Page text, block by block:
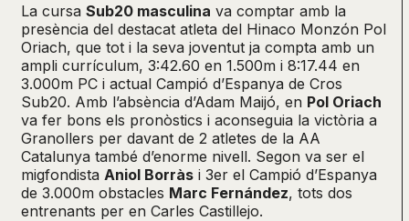
La cursa Sub20 masculina va comptar amb la
presència del destacat atleta del Hinaco Monzón Pol
Oriach, que tot i la seva joventut ja compta amb un
ampli currículum, 3:42.60 en 1.500m i 8:17.44 en
3.000m PC i actual Campió d’Espanya de Cros
Sub20. Amb l’absència d’Adam Maijó, en Pol Oriach
va fer bons els pronòstics i aconseguia la victòria a
Granollers per davant de 2 atletes de la AA
Catalunya també d’enorme nivell. Segon va ser el
migfondista Aniol Borràs i 3er el Campió d’Espanya
de 3.000m obstacles Marc Fernández, tots dos
entrenants per en Carles Castillejo.